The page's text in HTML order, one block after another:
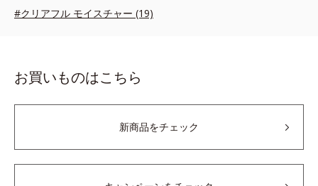
#クリアフル モイスチャー (19)
お買いものはこちら
新商品をチェック